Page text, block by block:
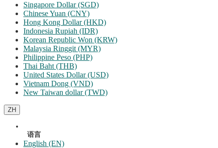
Singapore Dollar (SGD)
Chinese Yuan (CNY)
Hong Kong Dollar (HKD)
Indonesia Rupiah (IDR)
Korean Republic Won (KRW)
Malaysia Ringgit (MYR)
Philippine Peso (PHP)
Thai Baht (THB)
United States Dollar (USD)
Vietnam Dong (VND)
New Taiwan dollar (TWD)
ZH
语言
English (EN)